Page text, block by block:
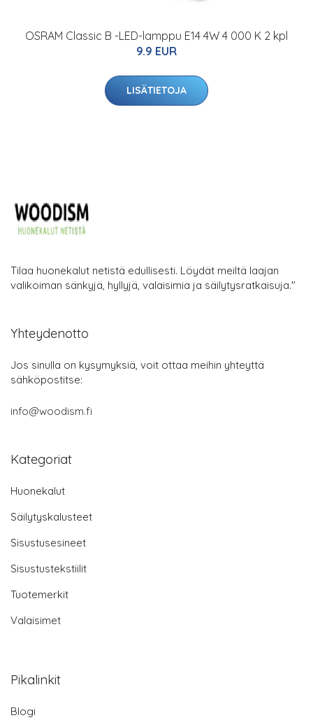
OSRAM Classic B -LED-lamppu E14 4W 4 000 K 2 kpl
9.9 EUR
LISÄTIETOJA
Tilaa huonekalut netistä edullisesti. Löydät meiltä laajan
valikoiman sänkyjä, hyllyjä, valaisimia ja säilytysratkaisuja."
Yhteydenotto
Jos sinulla on kysymyksiä, voit ottaa meihin yhteyttä
sähköpostitse:
info@woodism.fi
Kategoriat
Huonekalut
Säilytyskalusteet
Sisustusesineet
Sisustustekstiilit
Tuotemerkit
Valaisimet
Pikalinkit
Blogi